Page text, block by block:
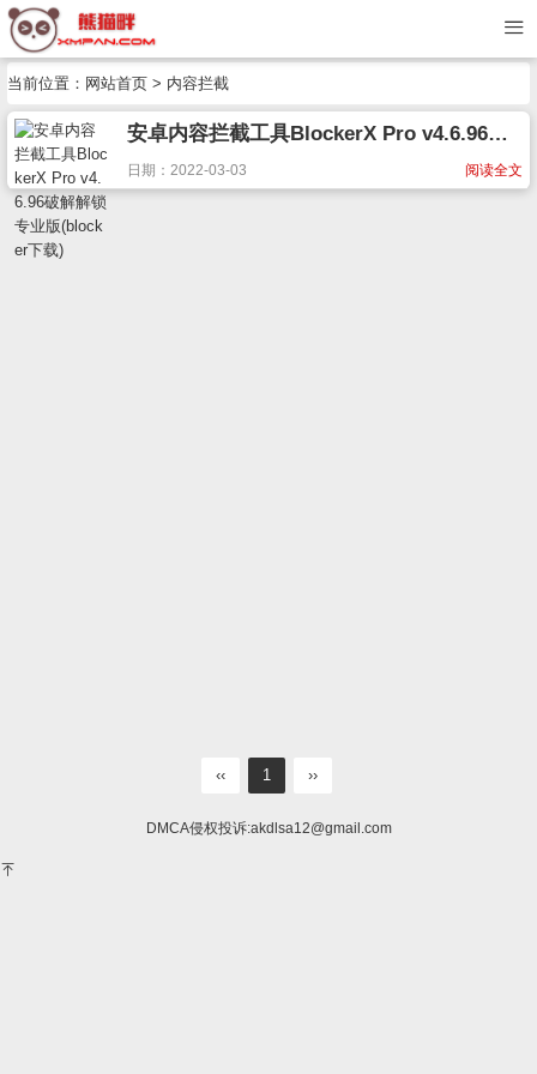
当前位置： 网站首页 > 内容拦截
安卓内容拦截工具BlockerX Pro v4.6.96破解解锁专业版(blocker下载)
阅读全文
日期：2022-03-03
‹‹ 1 ››
DMCA侵权投诉:akdlsa12@gmail.com